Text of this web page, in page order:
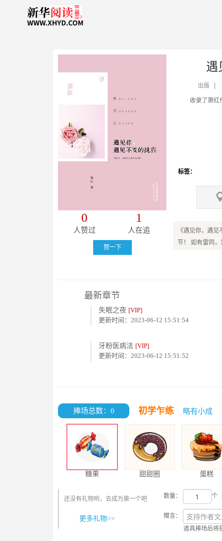
0
人赞过
1
人在追
赞一下
遇
出版
标签：
《遇见你，遇
节！ 如有雷同
最新章节
失眠之夜 [VIP]
更新时间：2023-06-12 15:51:54
牙粉医病法 [VIP]
更新时间：2023-06-12 15:51:52
捧场总数：0 初学乍练 略有小成
糖果 甜甜圈 蛋糕
还没有礼物哟，去成为第一个吧
更多礼物>>
数量： 个
赠言：
道具捧场后将